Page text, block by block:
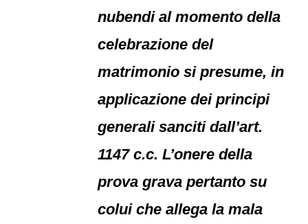
nubendi al momento della
celebrazione del
matrimonio si presume, in
applicazione dei principi
generali sanciti dall’art.
1147 c.c. L’onere della
prova grava pertanto su
colui che allega la mala